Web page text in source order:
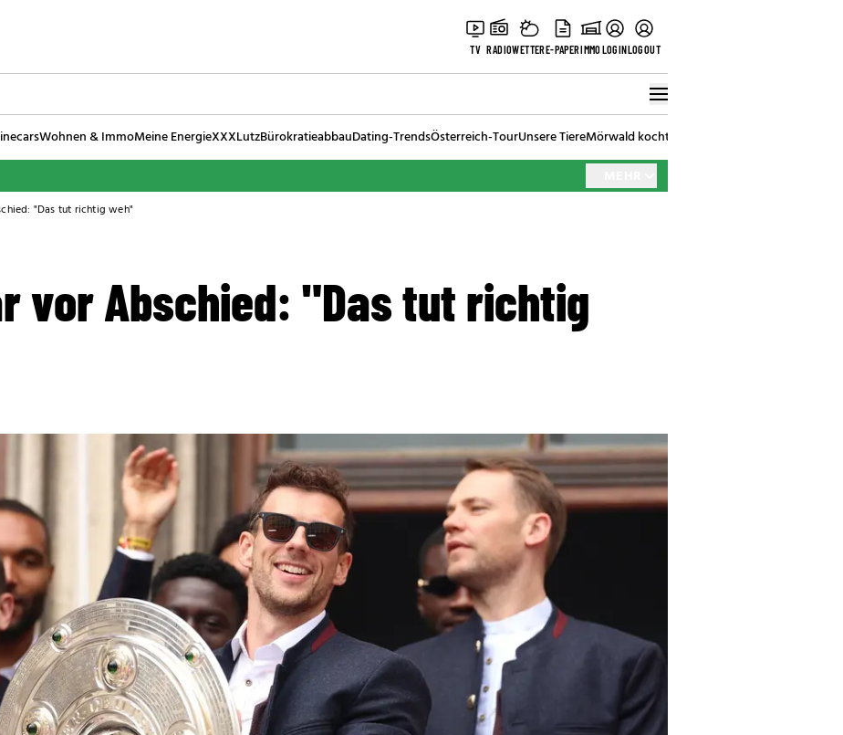
TV RADIOWETTERE-PAPERIMMOLOGINLOGOUT
Wohnen & ImmoMeine EnergieXXXLutzBürokratieabbauDating-TrendsÖsterreich-TourUnsere TiereMörwald kocht
"Das tut richtig weh"
vor Abschied: "Das tut richtig